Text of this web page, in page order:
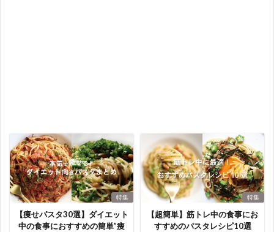
特集
【痩せパスタ30選】ダイエット
中の食事におすすめの簡単”痩
特集
【超簡単】筋トレ中の食事にお
すすめのパスタレシピ10選